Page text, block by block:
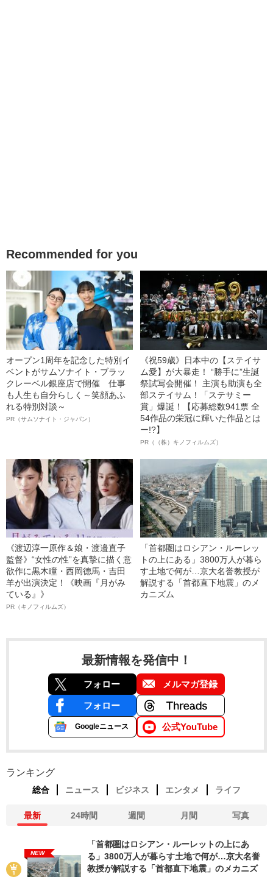
Recommended for you
オープン1周年を記念した特別イ
ベントがサムソナイト・ブラッ
クレーベル銀座店で開催 仕事
も人生も自分らしく～笑顔あふ
れる特別対談～
PR（サムソナイト・ジャパン）
《祝59歳》日本中の【ステイサ
ム愛】が大暴走！ “勝手に”生誕
祭試写会開催！ 主演も助演も全
部ステイサム！「ステサミー
賞」爆誕！【応募総数941票 全
54作品の栄冠に輝いた作品とは
ー!?】
PR（（株）キノフィルムズ）
《渡辺淳一原作＆娘・渡邉直子
監督》“女性の性”を真摯に描く意
欲作に黒木瞳・西岡德馬・吉田
羊が出演決定！《映画『月がみ
ている』》
PR（キノフィルムズ）
「首都圏はロシアン・ルーレッ
トの上にある」3800万人が暮ら
す土地で何が…京大名誉教授が
解説する「首都直下地震」のメ
カニズム
最新情報を発信中！
フォロー メルマガ登録
フォロー
Googleニュース 公式YouTube
ランキング
総合 ニュース ビジネス エンタメ ライフ
最新 24時間 週間 月間 写真
NEW
「首都圏はロシアン・ルーレットの上にあ
る」3800万人が暮らす土地で何が…京大名誉
教授が解説する「首都直下地震」のメカニズ